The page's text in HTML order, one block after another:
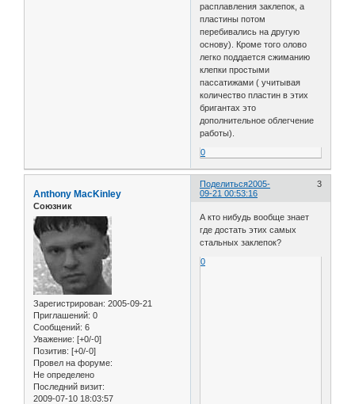
расплавления заклепок, а
пластины потом
перебивались на другую
основу). Кроме того олово
легко поддается сжиманию
клепки простыми
пассатижами ( учитывая
количество пластин в этих
бригантах это
дополнительное облегчение
работы).
0
Поделиться 3
2005-
09-21 00:53:16
Anthony MacKinley
Союзник
Зарегистрирован: 2005-09-21
Приглашений: 0
Сообщений: 6
Уважение: [+0/-0]
Позитив: [+0/-0]
Провел на форуме:
Не определено
Последний визит:
2009-07-10 18:03:57
А кто нибудь вообще знает
где достать этих самых
стальных заклепок?
0